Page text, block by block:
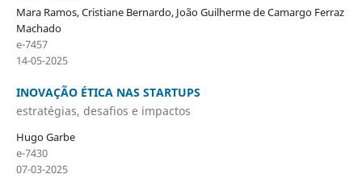
Mara Ramos, Cristiane Bernardo, João Guilherme de Camargo Ferraz
Machado
e-7457
14-05-2025
INOVAÇÃO ÉTICA NAS STARTUPS
estratégias, desafios e impactos
Hugo Garbe
e-7430
07-03-2025